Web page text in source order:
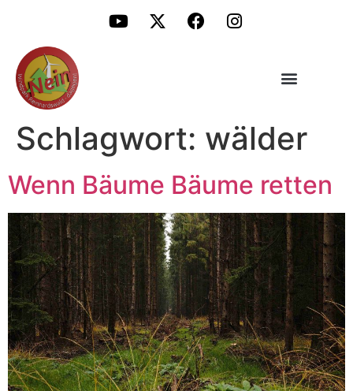
Schlagwort: wälder
Wenn Bäume Bäume retten